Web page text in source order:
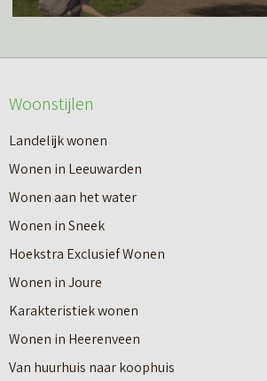
o
e
r
I
n
8
s
t
a
p
p
s
e
o
v
e
r
V
a
n
n
Woonstijlen
Landelijk wonen
Wonen in Leeuwarden
Wonen aan het water
Wonen in Sneek
Hoekstra Exclusief Wonen
Wonen in Joure
Karakteristiek wonen
Wonen in Heerenveen
Van huurhuis naar koophuis